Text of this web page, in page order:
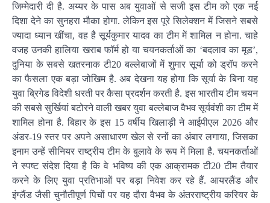
जिम्मेदारी दी है. अय्यर के पास अब युवाओं से सजी इस टीम को एक नई
दिशा देने का सुनहरा मौका होगा. लेकिन इस पूरे सिलेक्शन में जिसने सबसे
ज्यादा ध्यान खींचा, वह है सूर्यकुमार यादव का टीम में शामिल न होना. चाहे
वजह उनकी हालिया खराब फॉर्म हो या चयनकर्ताओं का ‘बदलाव का मूड’,
दुनिया के सबसे खतरनाक टी20 बल्लेबाजों में शुमार सूर्या को ड्रॉप करने
का फैसला एक बड़ा जोखिम है. अब देखना यह होगा कि सूर्या के बिना यह
युवा ब्रिगेड विदेशी धरती पर कैसा प्रदर्शन करती है. इस भारतीय टीम चयन
की सबसे सुर्खियां बटोरने वाली खबर युवा बल्लेबाज वैभव सूर्यवंशी का टीम में
शामिल होना है. बिहार के इस 15 वर्षीय खिलाड़ी ने आईपीएल 2026 और
अंडर-19 स्तर पर अपने असाधारण खेल से रनों का अंबार लगाया, जिसका
इनाम उन्हें सीनियर राष्ट्रीय टीम के बुलावे के रूप में मिला है. चयनकर्ताओं
ने स्पष्ट संदेश दिया है कि वे भविष्य की एक आक्रामक टी20 टीम तैयार
करने के लिए युवा प्रतिभाओं पर बड़ा निवेश कर रहे हैं. आयरलैंड और
इंग्लैंड जैसी चुनौतीपूर्ण पिचों पर यह दौरा वैभव के अंतरराष्ट्रीय करियर के